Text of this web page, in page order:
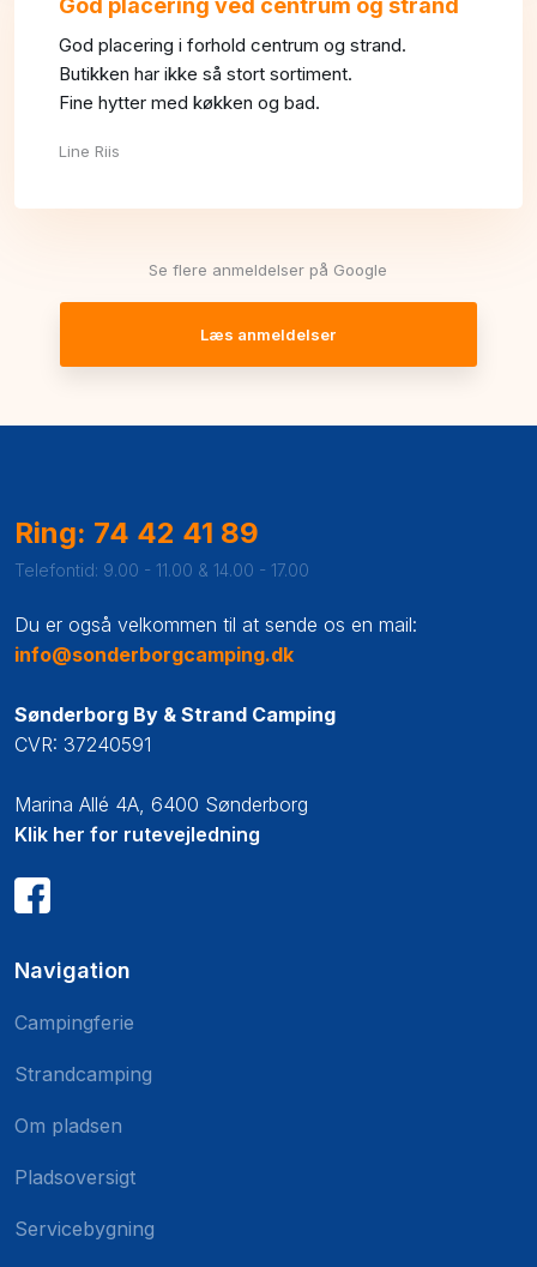
God placering ved centrum og strand
God placering i forhold centrum og strand.
Butikken har ikke så stort sortiment.
Fine hytter med køkken og bad.
Line Riis
Se flere anmeldelser på Google
Læs anmeldelser
Ring: 74 42 41 89
Telefontid: 9.00 - 11.00 & 14.00 - 17.00
Du er også velkommen til at sende os en mail:
info@sonderborgcamping.dk
Sønderborg By & Strand Camping
CVR: 37240591
Marina Allé 4A, 6400 Sønderborg​
Klik her for rutevejledning
Navigation
Campingferie
Strandcamping
Om pladsen
Pladsoversigt
Servicebygning